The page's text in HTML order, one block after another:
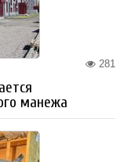
281
манежа